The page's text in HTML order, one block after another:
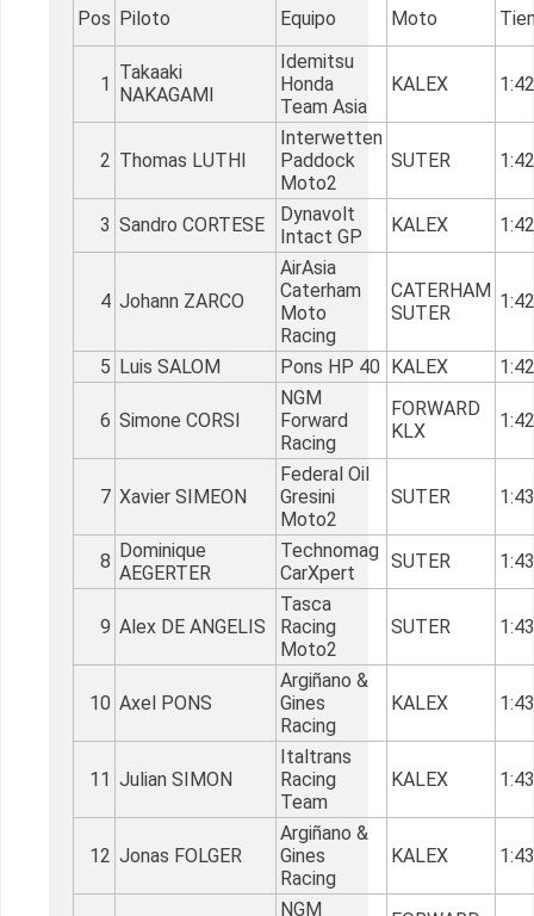
Pos Piloto Equipo Moto
1
Takaaki
NAKAGAMI
Idemitsu
Honda
Team Asia
KALEX
2 Thomas LUTHI
Interwetten
Paddock
Moto2
SUTER
3 Sandro CORTESE
Dynavolt
Intact GP
KALEX
4 Johann ZARCO
AirAsia
Caterham
Moto
Racing
CATERHAM
SUTER
5 Luis SALOM Pons HP 40 KALEX
6 Simone CORSI
NGM
Forward
Racing
FORWARD
KLX
7 Xavier SIMEON
Federal Oil
Gresini
Moto2
SUTER
8 Dominique
AEGERTER
Technomag
CarXpert
SUTER
9 Alex DE ANGELIS
Tasca
Racing
Moto2
SUTER
10 Axel PONS
Argiñano &
Gines
Racing
KALEX
11 Julian SIMON
Italtrans
Racing
Team
KALEX
12 Jonas FOLGER
Argiñano &
Gines
Racing
KALEX
NGM